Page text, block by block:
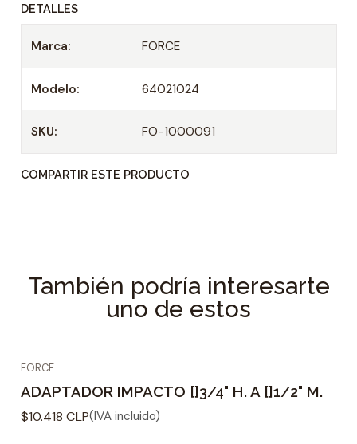
DETALLES
Marca: FORCE
Modelo: 64021024
SKU: FO-1000091
COMPARTIR ESTE PRODUCTO
También podría interesarte
uno de estos
FORCE
ADAPTADOR IMPACTO []3/4" H. A []1/2" M.
$10.418 CLP(IVA incluido)